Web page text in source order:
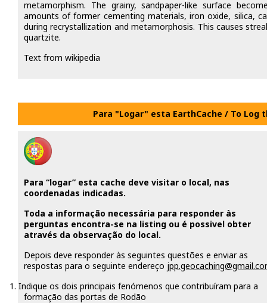
metamorphism. The grainy, sandpaper-like surface
amounts of former cementing materials, iron oxide, silica,
during recrystallization and metamorphosis. This causes
quartzite.
Text from wikipedia
Para "Logar" esta EarthCache / To Log
Para “logar” esta cache deve visitar o local, nas
coordenadas indicadas.
Toda a informação necessária para responder às
perguntas encontra-se na listing ou é possivel obter
através da observação do local.
Depois deve responder às seguintes questões e enviar as
respostas para o seguinte endereço
1. Indique os dois principais fenómenos que contribuíram para a
formação das portas de Rodão